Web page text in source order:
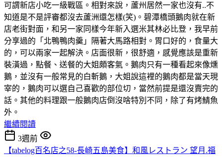
可謂新店小吃一級戰區。相對來說，蘆州居然一家也沒有..不
知道是不是評審都沒去蘆洲還怎樣(笑)。碧潭橋頭鵝肉就在新
店老街對面，和另一家同樣今年新入選米其林必比登，我早前
分享過的「北鴨鴨肉羹」隔著大馬路相對。胃口好的，食量大
的，可以兩家一起解決。店面很新，很舒適，感覺應該是重新
裝潢過，點餐、送餐的大姐頗客氣。鵝肉只有一種看起來像燻
鵝，並沒有一般常見的白斬鵝，大姐說這裡的鵝肉都是當天現
宰的，鵝肉可以選自己喜歡的部位切，當然前提是還沒賣完的
話。其他的料理跟一般鵝肉店倒沒啥特別不同，除了有烤鯖魚
外。
繼續閱讀
3週前
【tabelog百名店之58-長崎五島美食】和風レストラン 望月.福